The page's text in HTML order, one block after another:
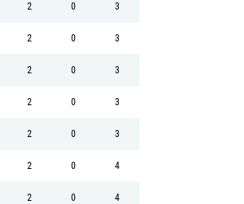
2 0 3
2 0 3
2 0 3
2 0 3
2 0 3
2 0 4
2 0 4